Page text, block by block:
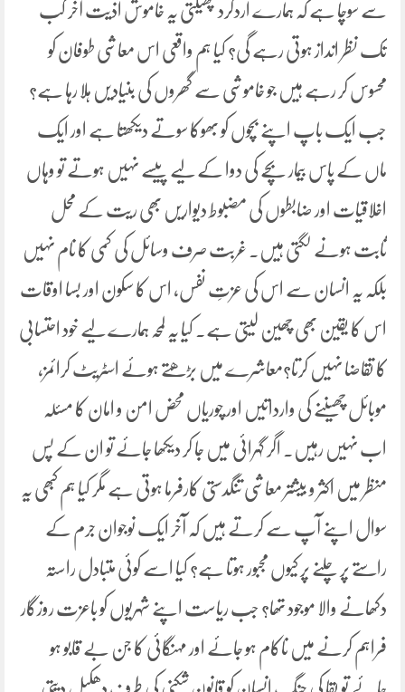
سے سوچا ہے کہ ہمارے اردگرد پھیلتی یہ خاموش اذیت آخر کب
تک نظر انداز ہوتی رہے گی؟ کیا ہم واقعی اس معاشی طوفان کو
محسوس کر رہے ہیں جو خاموشی سے گھروں کی بنیادیں ہلا رہا ہے؟
جب ایک باپ اپنے بچوں کو بھوکا سوتے دیکھتا ہے اور ایک
ماں کے پاس بیمار بچے کی دوا کے لیے پیسے نہیں ہوتے تو وہاں
اخلاقیات اور ضابطوں کی مضبوط دیواریں بھی ریت کے محل
ثابت ہونے لگتی ہیں۔ غربت صرف وسائل کی کمی کا نام نہیں
بلکہ یہ انسان سے اس کی عزتِ نفس، اس کا سکون اور بسا اوقات
اس کا یقین بھی چھین لیتی ہے۔ کیا یہ لمحہ ہمارے لیے خود احتسابی
کا تقاضا نہیں کرتا؟معاشرے میں بڑھتے ہوئے اسٹریٹ کرائمز،
موبائل چھیننے کی وارداتیں اور چوریاں محض امن و امان کا مسئلہ
اب نہیں رہیں۔ اگر گہرائی میں جا کر دیکھا جائے تو ان کے پس
منظر میں اکثر و بیشتر معاشی تنگدستی کارفرما ہوتی ہے مگر کیا ہم کبھی یہ
سوال اپنے آپ سے کرتے ہیں کہ آخر ایک نوجوان جرم کے
راستے پر چلنے پر کیوں مجبور ہوتا ہے؟ کیا اسے کوئی متبادل راستہ
دکھانے والا موجود تھا؟ جب ریاست اپنے شہریوں کو باعزت روزگار
فراہم کرنے میں ناکام ہو جائے اور مہنگائی کا جن بے قابو ہو
جائے تو بقا کی جنگ انسان کو قانون شکنی کی طرف دھکیل دیتی